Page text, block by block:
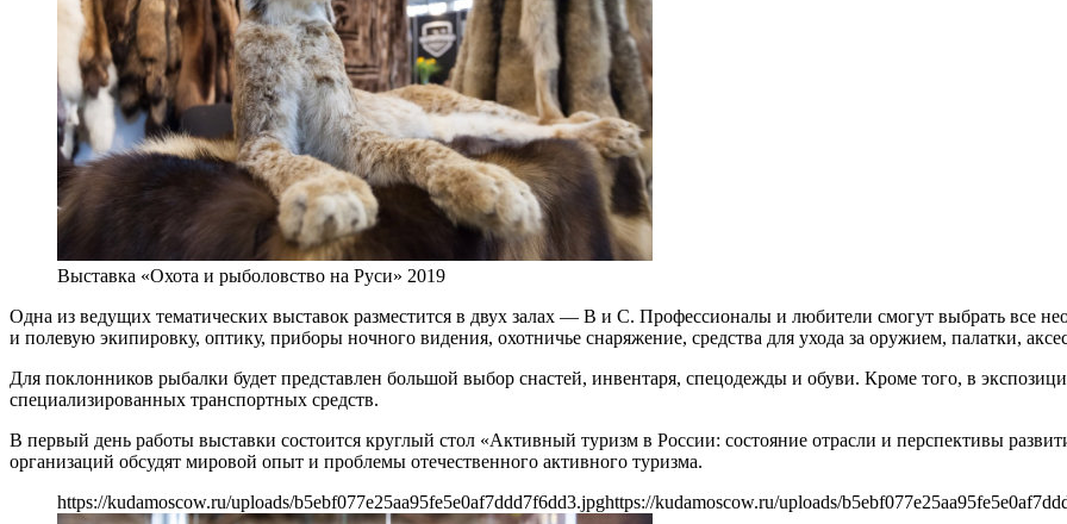
Выставка «Охота и рыболовство на Руси» 2019
Одна из ведущих тематических выставок разместится в двух залах — В и С. Профессионалы и любители смогут выбрать все
и полевую экипировку, оптику, приборы ночного видения, охотничье снаряжение, средства для ухода за оружием, палатки,
Для поклонников рыбалки будет представлен большой выбор снастей, инвентаря, спецодежды и обуви. Кроме того, в
специализированных транспортных средств.
В первый день работы выставки состоится круглый стол «Активный туризм в России: состояние отрасли и перспективы
организаций обсудят мировой опыт и проблемы отечественного активного туризма.
https://kudamoscow.ru/uploads/b5ebf077e25aa95fe5e0af7ddd7f6dd3.jpghttps://kudamoscow.ru/uploads/